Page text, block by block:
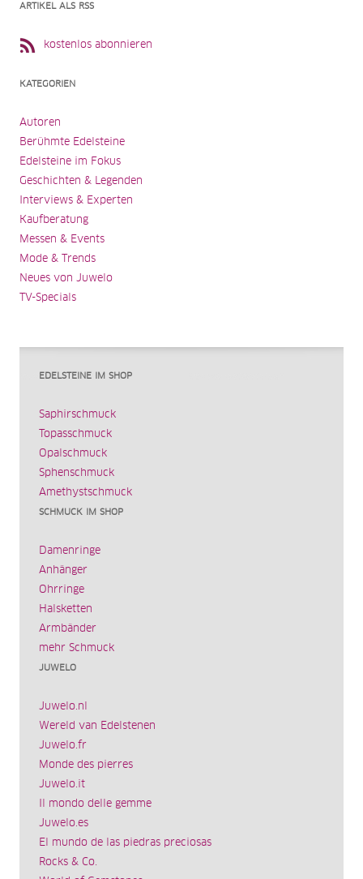
ARTIKEL ALS RSS
kostenlos abonnieren
KATEGORIEN
Autoren
Berühmte Edelsteine
Edelsteine im Fokus
Geschichten & Legenden
Interviews & Experten
Kaufberatung
Messen & Events
Mode & Trends
Neues von Juwelo
TV-Specials
EDELSTEINE IM SHOP
Saphirschmuck
Topasschmuck
Opalschmuck
Sphenschmuck
Amethystschmuck
SCHMUCK IM SHOP
Damenringe
Anhänger
Ohrringe
Halsketten
Armbänder
mehr Schmuck
JUWELO
Juwelo.nl
Wereld van Edelstenen
Juwelo.fr
Monde des pierres
Juwelo.it
Il mondo delle gemme
Juwelo.es
El mundo de las piedras preciosas
Rocks & Co.